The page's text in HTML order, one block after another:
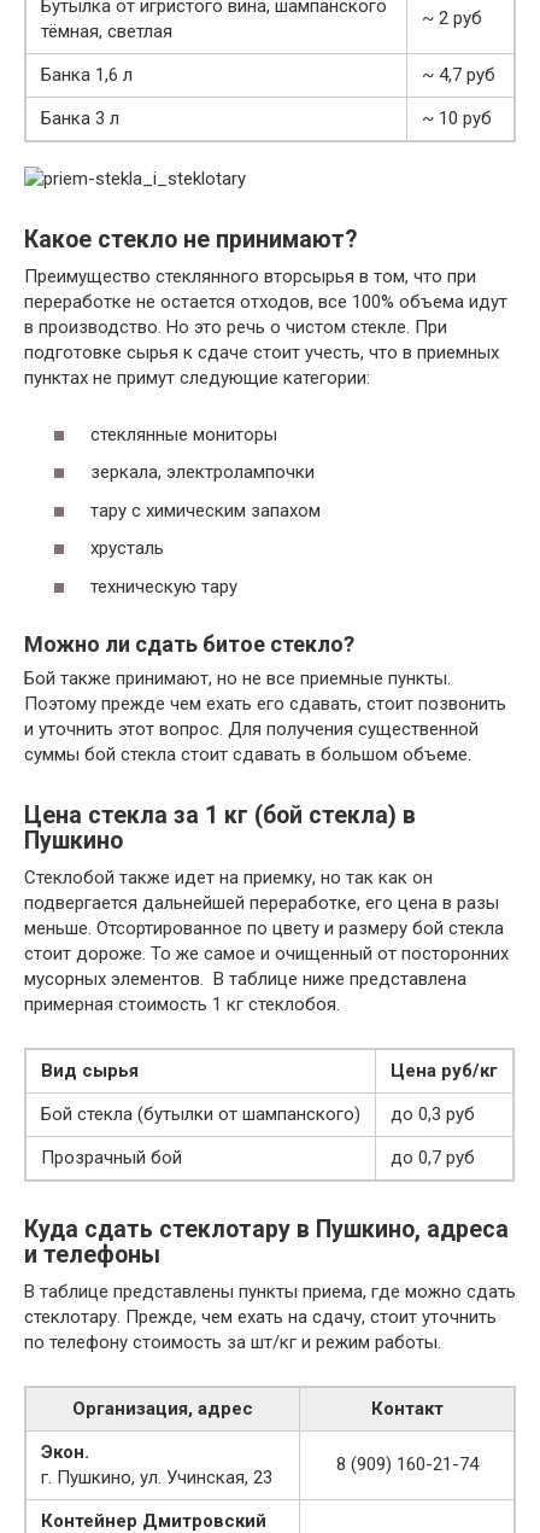
Бутылка от игристого вина, шампанского
тёмная, светлая
~ 2 руб
Банка 1,6 л
~ 4,7 руб
Банка 3 л
~ 10 руб
Какое стекло не принимают?
Преимущество стеклянного вторсырья в том, что при
переработке не остается отходов, все 100% объема идут
в производство. Но это речь о чистом стекле. При
подготовке сырья к сдаче стоит учесть, что в приемных
пунктах не примут следующие категории:
стеклянные мониторы
зеркала, электролампочки
тару с химическим запахом
хрусталь
техническую тару
Можно ли сдать битое стекло?
Бой также принимают, но не все приемные пункты.
Поэтому прежде чем ехать его сдавать, стоит позвонить
и уточнить этот вопрос. Для получения существенной
суммы бой стекла стоит сдавать в большом объеме.
Цена стекла за 1 кг (бой стекла) в
Пушкино
Стеклобой также идет на приемку, но так как он
подвергается дальнейшей переработке, его цена в разы
меньше. Отсортированное по цвету и размеру бой стекла
стоит дороже. То же самое и очищенный от посторонних
мусорных элементов. В таблице ниже представлена
примерная стоимость 1 кг стеклобоя.
Вид сырья
Цена руб/кг
Бой стекла (бутылки от шампанского)
до 0,3 руб
Прозрачный бой
до 0,7 руб
Куда сдать стеклотару в Пушкино, адреса
и телефоны
В таблице представлены пункты приема, где можно сдать
стеклотару. Прежде, чем ехать на сдачу, стоит уточнить
по телефону стоимость за шт/кг и режим работы.
Организация, адрес
Контакт
Экон.
г. Пушкино, ул. Учинская, 23
8 (909) 160-21-74
Контейнер Дмитровский